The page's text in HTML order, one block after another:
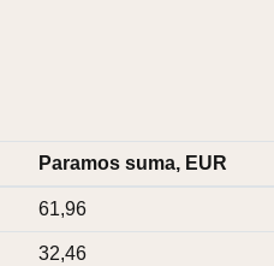
Paramos suma, EUR
61,96
32,46